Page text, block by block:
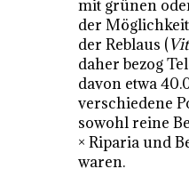
mit grünen
der
der Reblaus (
daher bezog
davon etwa
verschiedene
sowohl reine
× Riparia und
waren.